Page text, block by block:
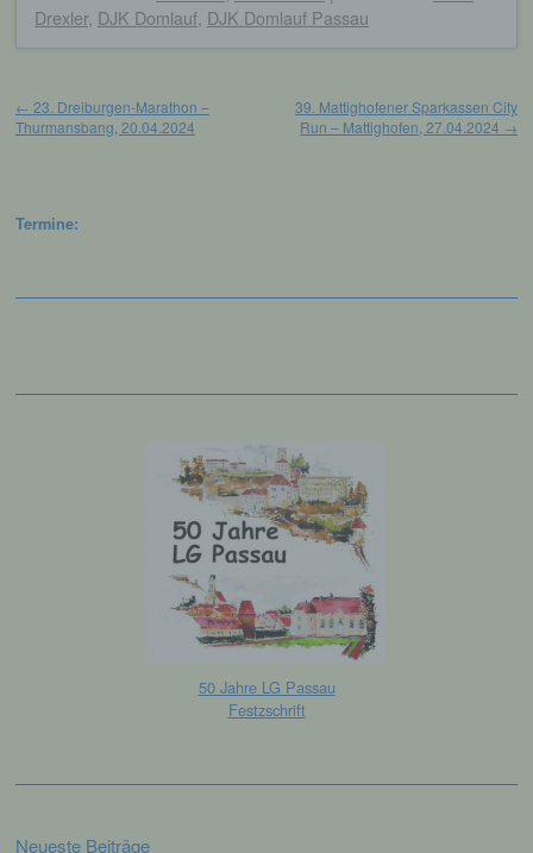
Drexler, DJK Domlauf, DJK Domlauf Passau
← 23. Dreiburgen-Marathon –
Thurmansbang, 20.04.2024
39. Mattighofener Sparkassen City
Run – Mattighofen, 27.04.2024 →
Termine:
50 Jahre LG Passau
Festzschrift
Neueste Beiträge
nicht. Behörden, die im Rahmen eines
bestimmten Untersuchungsauftrags nach
jedoch nicht als Empfänger.
Auftragsverarbeiters befugt sind, die
k) Einwilligung
Einwilligung ist jede von der betroffenen
Person freiwillig für den bestimmten Fall in
informierter Weise und unmissverständlich
abgegebene Willensbekundung in Form
einer Erklärung oder einer sonstigen
eindeutigen bestätigenden Handlung, mit der
sie mit der Verarbeitung der sie betreffenden
personenbezogenen Daten einverstanden
Name und Anschrift des für die Verarbeitung